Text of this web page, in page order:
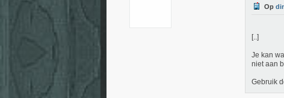
Op
[..]
Je kan
niet aan
Gebruik